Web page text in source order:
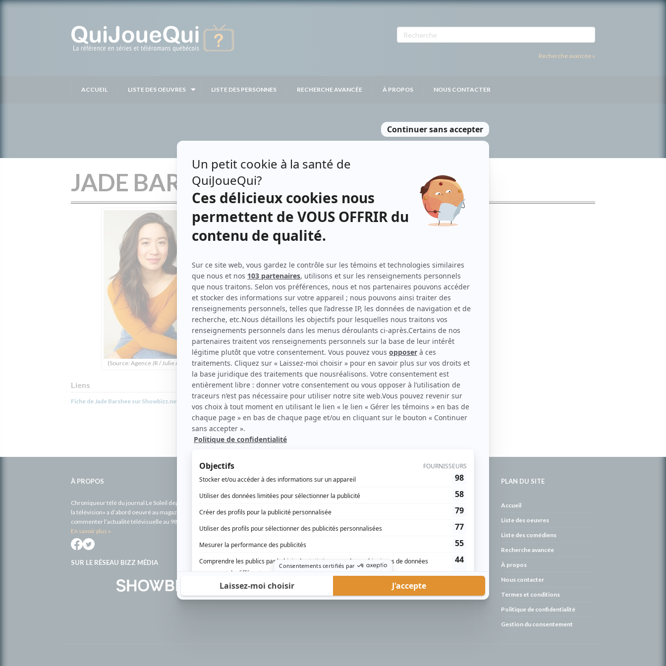
Recherche avancée »
ACCUEIL LISTE DES OEUVRES LISTE DES PERSONNES RECHERCHE AVANCÉE À PROPOS NOUS CONTACTER
JADE BARSHEE
(Source: Agence JR / Julie Artacho)
Liens
Fiche de Jade Barshee sur Showbizz.net
Personnages
Les Millimus (Ingéniusse
Enquêteure Chen
L'homme qui aimait trop(Adjointe médicale)
Je voudrais qu'on m'efface
Madame Justine
Entre deux draps(Sophie2022)
Les mecs(Irma2023)
L'effet secondaire(Mme Tran2020 )
À PROPOS
Chroniqueur télé du journal Le Soleil depuis 2001, Richard Therrien carbure à son petit écran. Celui qu’on surnomme parfois «l’encyclopédie de
la télévision» a d’abord oeuvré au magazine TV Hebdo de 1996 à 2001. Sa spécialité: la télé québécoise. On peut l’entendre régulièrement
commenter l’actualité télévisuelle au 98,5.
En savoir plus »
SUR LE RÉSEAU BIZZ MÉDIA
PLAN DU SITE
Accueil
Liste des oeuvres
Liste des comédiens
Recherche avancée
À propos
Nous contacter
Termes et conditions
Politique de confidentialité
Gestion du consentement